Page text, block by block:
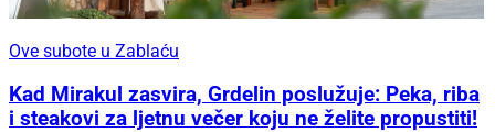
Ove subote u Zablaću
Kad Mirakul zasvira, Grdelin poslužuje: Peka, riba
i steakovi za ljetnu večer koju ne želite propustiti!